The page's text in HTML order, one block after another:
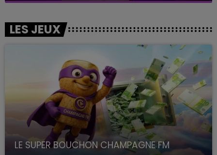
LES JEUX
LE SUPER BOUCHON CHAMPAGNE FM